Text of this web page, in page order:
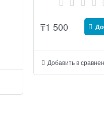
₸1 500
Добавить в